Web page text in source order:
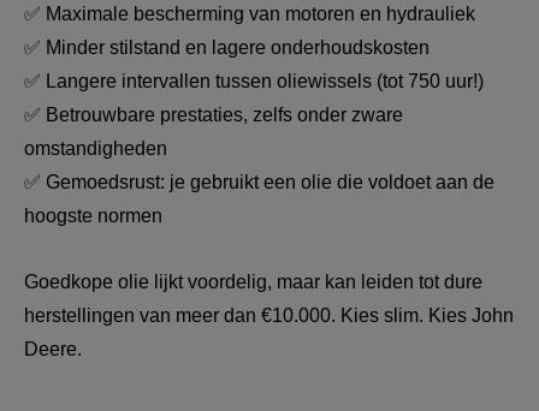
✅ Maximale bescherming van motoren en hydrauliek
✅ Minder stilstand en lagere onderhoudskosten
✅ Langere intervallen tussen oliewissels (tot 750 uur!)
✅ Betrouwbare prestaties, zelfs onder zware
omstandigheden
✅ Gemoedsrust: je gebruikt een olie die voldoet aan de
hoogste normen
Goedkope olie lijkt voordelig, maar kan leiden tot dure
herstellingen van meer dan €10.000. Kies slim. Kies John
Deere.